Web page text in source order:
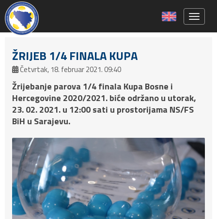
ŽRIJEB 1/4 FINALA KUPA
Četvrtak, 18. februar 2021. 09:40
Žrijebanje parova 1/4 finala Kupa Bosne i
Hercegovine 2020/2021. biće održano u utorak,
23. 02. 2021. u 12:00 sati u prostorijama NS/FS
BiH u Sarajevu.